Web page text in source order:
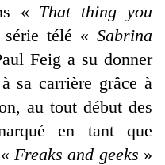
« That thing you
télé « Sabrina
Feig a su donner
sa carrière grâce à
au tout début des
en tant que
Freaks and geeks »